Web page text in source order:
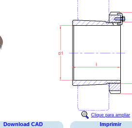
Clique para ampliar
Download CAD
Imprimir